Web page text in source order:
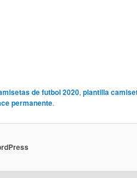
de futbol 2020,plantilla
permanente.